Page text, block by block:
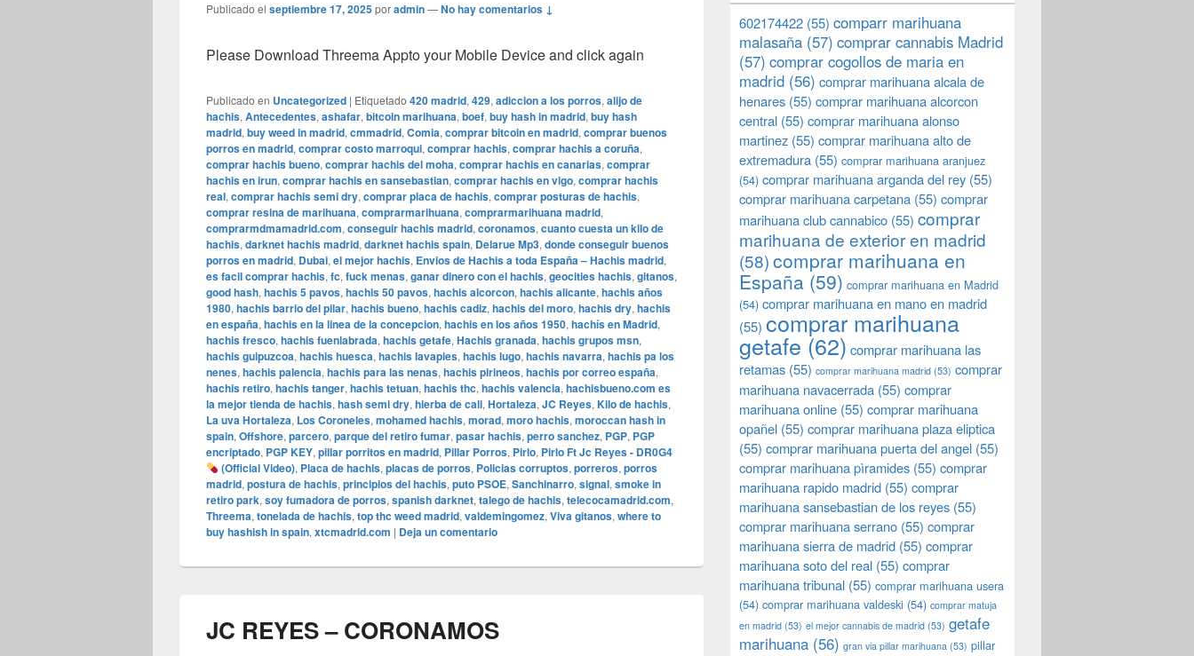
Publicado el septiembre 17, 2025poradmin—No hay comentarios ↓
Please Download Threema Appto your Mobile Device and click again
Publicado en Uncategorized | Etiquetado 420 madrid, 429, adiccion a los porros, alijo de
hachis, Antecedentes, ashafar, bitcoin marihuana, boef, buy hash in madrid, buy hash
madrid, buy weed in madrid, cmmadrid, Comia, comprar bitcoin en madrid, comprar buenos
porros en madrid, comprar costo marroqui, comprar hachis, comprar hachis a coruña,
comprar hachis bueno, comprar hachis del moha, comprar hachis en canarias, comprar
hachis en irun, comprar hachis en sansebastian, comprar hachis en vigo, comprar hachis
real, comprar hachis semi dry, comprar placa de hachis, comprar posturas de hachis,
comprar resina de marihuana, comprarmarihuana, comprarmarihuana madrid,
comprarmdmamadrid.com, conseguir hachis madrid, coronamos, cuanto cuesta un kilo de
hachis, darknet hachis madrid, darknet hachis spain, Delarue Mp3, donde conseguir buenos
porros en madrid, Dubai, el mejor hachis, Envios de Hachis a toda España – Hachis madrid,
es facil comprar hachis, fc, fuck menas, ganar dinero con el hachis, geocities hachis, gitanos,
good hash, hachis 5 pavos, hachis 50 pavos, hachis alcorcon, hachis alicante, hachis años
1980, hachis barrio del pilar, hachis bueno, hachis cadiz, hachis del moro, hachis dry, hachis
en españa, hachis en la linea de la concepcion, hachis en los años 1950, hachís en Madrid,
hachis fresco, hachis fuenlabrada, hachis getafe, Hachis granada, hachis grupos msn,
hachis guipuzcoa, hachis huesca, hachis lavapies, hachis lugo, hachis navarra, hachis pa los
nenes, hachis palencia, hachis para las nenas, hachis pirineos, hachis por correo españa,
hachis retiro, hachis tanger, hachis tetuan, hachis thc, hachis valencia, hachisbueno.com es
la mejor tienda de hachis, hash semi dry, hierba de cali, Hortaleza, JC Reyes, Kilo de hachis,
La uva Hortaleza, Los Coroneles, mohamed hachis, morad, moro hachis, moroccan hash in
spain, Offshore, parcero, parque del retiro fumar, pasar hachis, perro sanchez, PGP, PGP
encriptado, PGP KEY, pillar porritos en madrid, Pillar Porros, Pirlo, Pirlo Ft Jc Reyes - DR0G4
(Official Video), Placa de hachis, placas de porros, Policias corruptos, porreros, porros
madrid, postura de hachis, principios del hachis, puto PSOE, Sanchinarro, signal, smoke in
retiro park, soy fumadora de porros, spanish darknet, talego de hachis, telecocamadrid.com,
Threema, tonelada de hachis, top thc weed madrid, valdemingomez, Viva gitanos, where to
buy hashish in spain, xtcmadrid.com | Deja un comentario
JC REYES – CORONAMOS
602174422 (55) comparr marihuana
malasaña (57) comprar cannabis Madrid
(57) comprar cogollos de maria en
madrid (56) comprar marihuana alcala de
henares (55) comprar marihuana alcorcon
central (55) comprar marihuana alonso
martinez (55) comprar marihuana alto de
extremadura (55) comprar marihuana aranjuez
(54) comprar marihuana arganda del rey (55)
comprar marihuana carpetana (55) comprar
marihuana club cannabico (55) comprar
marihuana de exterior en madrid
(58)comprar marihuana en
España (59) comprar marihuana en Madrid
(54) comprar marihuana en mano en madrid
(55) comprar marihuana
getafe (62) comprar marihuana las
retamas (55) comprar marihuana madrid (53) comprar
marihuana navacerrada (55) comprar
marihuana online (55) comprar marihuana
opañel (55) comprar marihuana plaza eliptica
(55) comprar marihuana puerta del angel (55)
comprar marihuana pìramides (55) comprar
marihuana rapido madrid (55) comprar
marihuana sansebastian de los reyes (55)
comprar marihuana serrano (55) comprar
marihuana sierra de madrid (55) comprar
marihuana soto del real (55) comprar
marihuana tribunal (55) comprar marihuana usera
(54) comprar marihuana valdeski (54) comprar matuja
en madrid (53) el mejor cannabis de madrid (53) getafe
marihuana (56) gran via pillar marihuana (53) pillar